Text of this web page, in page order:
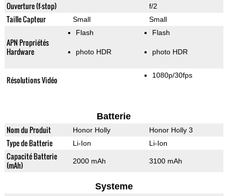
Ouverture (f-stop) f/2
Taille Capteur Small Small
APN Propriétés
Hardware
Flash
photo HDR
Flash
photo HDR
Résolutions Vidéo 1080p/30fps
Batterie
Nom du Produit Honor Holly Honor Holly 3
Type de Batterie Li-Ion Li-Ion
Capacité Batterie
(mAh)
2000 mAh 3100 mAh
Systeme